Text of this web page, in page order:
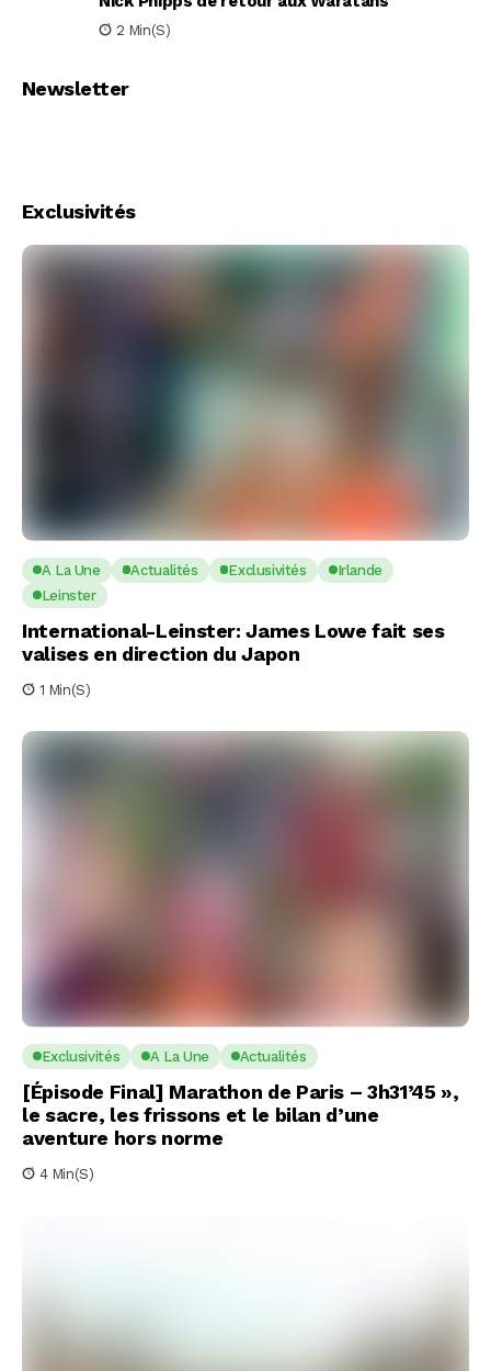
2 Min(s)
Newsletter
Exclusivités
A La Une Actualités Exclusivités
Irlande
Leinster
International-Leinster: James Lowe fait ses
valises en direction du Japon
1 Min(s)
Exclusivités A La Une Actualités
[Épisode Final] Marathon de Paris – 3h31’45 »,
le sacre, les frissons et le bilan d’une
aventure hors norme
4 Min(s)